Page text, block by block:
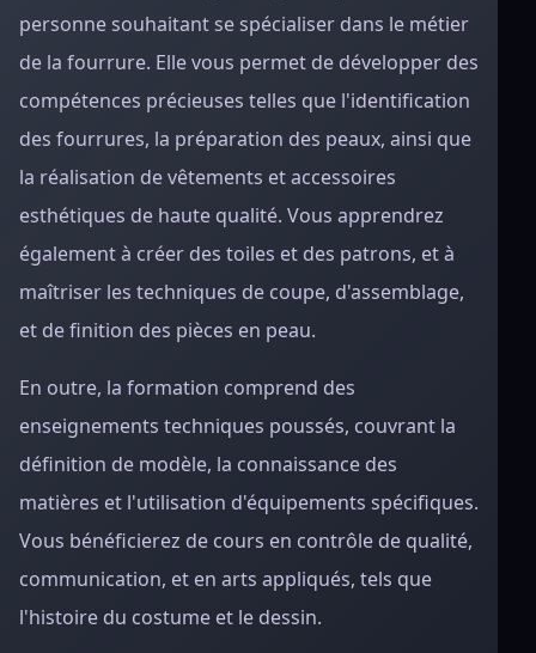
personne souhaitant se spécialiser dans le métier
de la fourrure. Elle vous permet de développer des
compétences précieuses telles que l'identification
des fourrures, la préparation des peaux, ainsi que
la réalisation de vêtements et accessoires
esthétiques de haute qualité. Vous apprendrez
également à créer des toiles et des patrons, et à
maîtriser les techniques de coupe, d'assemblage,
et de finition des pièces en peau.
En outre, la formation comprend des
enseignements techniques poussés, couvrant la
définition de modèle, la connaissance des
matières et l'utilisation d'équipements spécifiques.
Vous bénéficierez de cours en contrôle de qualité,
communication, et en arts appliqués, tels que
l'histoire du costume et le dessin.